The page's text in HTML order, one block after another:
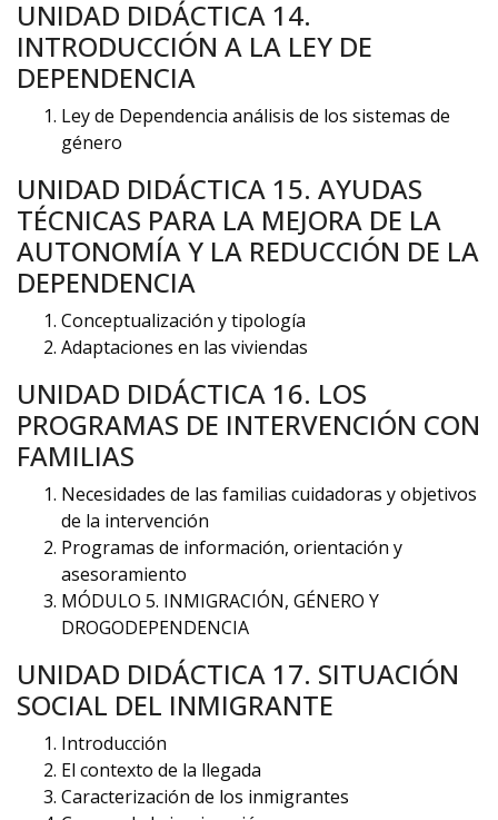
UNIDAD DIDÁCTICA 14.
INTRODUCCIÓN A LA LEY DE
DEPENDENCIA
Ley de Dependencia análisis de los sistemas de
género
UNIDAD DIDÁCTICA 15. AYUDAS
TÉCNICAS PARA LA MEJORA DE LA
AUTONOMÍA Y LA REDUCCIÓN DE LA
DEPENDENCIA
Conceptualización y tipología
Adaptaciones en las viviendas
UNIDAD DIDÁCTICA 16. LOS
PROGRAMAS DE INTERVENCIÓN CON
FAMILIAS
Necesidades de las familias cuidadoras y objetivos
de la intervención
Programas de información, orientación y
asesoramiento
MÓDULO 5. INMIGRACIÓN, GÉNERO Y
DROGODEPENDENCIA
UNIDAD DIDÁCTICA 17. SITUACIÓN
SOCIAL DEL INMIGRANTE
Introducción
El contexto de la llegada
Caracterización de los inmigrantes